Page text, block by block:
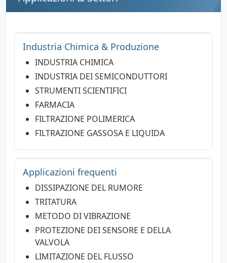
Industria Chimica & Produzione
INDUSTRIA CHIMICA
INDUSTRIA DEI SEMICONDUTTORI
STRUMENTI SCIENTIFICI
FARMACIA
FILTRAZIONE POLIMERICA
FILTRAZIONE GASSOSA E LIQUIDA
Applicazioni frequenti
DISSIPAZIONE DEL RUMORE
TRITATURA
METODO DI VIBRAZIONE
PROTEZIONE DEI SENSORE E DELLA
VALVOLA
LIMITAZIONE DEL FLUSSO